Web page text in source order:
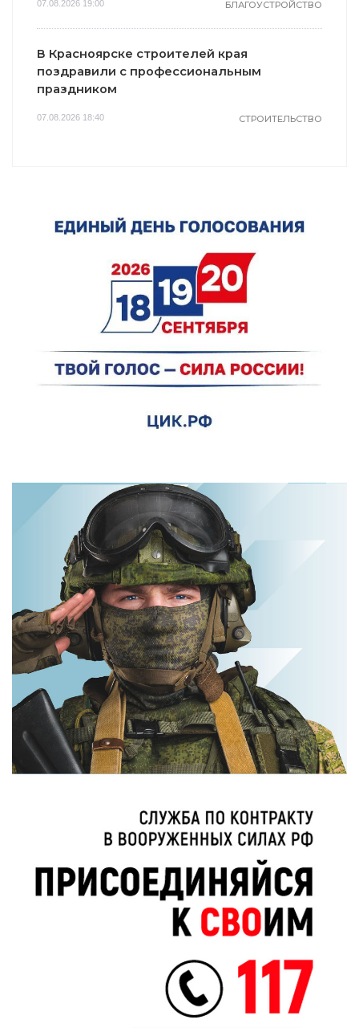
07.08.2026 19:00 БЛАГОУСТРОЙСТВО
В Красноярске строителей края
поздравили с профессиональным
праздником
07.08.2026 18:40 СТРОИТЕЛЬСТВО